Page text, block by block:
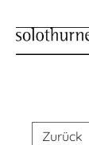
Zurück